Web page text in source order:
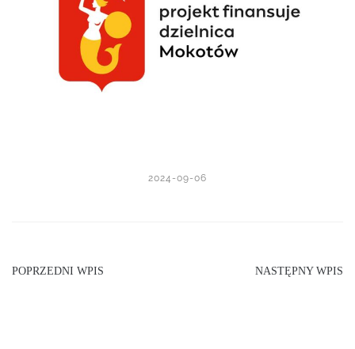
2024-09-06
POPRZEDNI WPIS NASTĘPNY WPIS